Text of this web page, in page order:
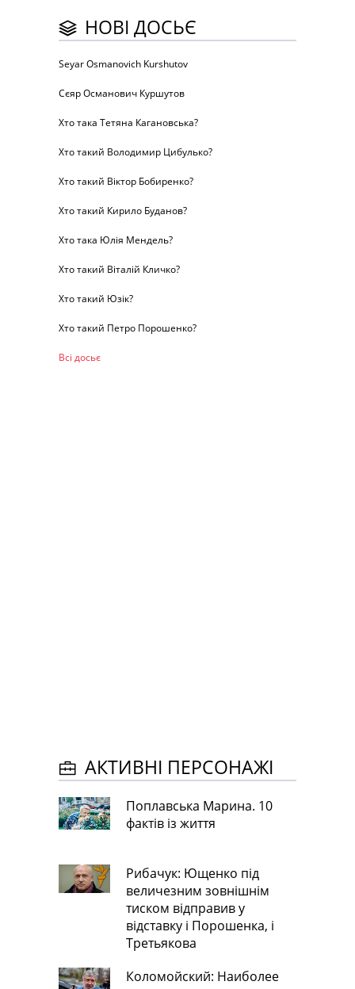
НОВІ ДОСЬЄ
Seyar Osmanovich Kurshutov
Сєяр Османович Куршутов
Хто така Тетяна Кагановська?
Хто такий Володимир Цибулько?
Хто такий Віктор Бобиренко?
Хто такий Кирило Буданов?
Хто така Юлія Мендель?
Хто такий Віталій Кличко?
Хто такий Юзік?
Хто такий Петро Порошенко?
Всі досьє
АКТИВНІ ПЕРСОНАЖІ
Поплавська Марина. 10
фактів із життя
Рибачук: Ющенко під
величезним зовнішнім
тиском відправив у
відставку і Порошенка, і
Третьякова
Коломойский: Наиболее